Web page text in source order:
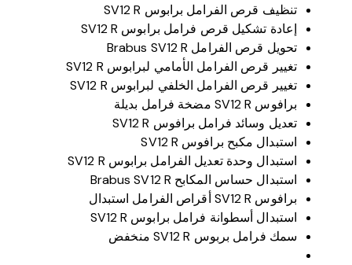
تنظيف قرص الفرامل برابوس SV12 R
إعادة تشكيل قرص فرامل برابوس SV12 R
تحويل قرص الفرامل Brabus SV12 R
تغيير قرص الفرامل الأمامي لبرابوس SV12 R
تغيير قرص الفرامل الخلفي لبرابوس SV12 R
برافوس SV12 R مضخة فرامل بديلة
تعديل وسائد فرامل برافوس SV12 R
استبدال مكبح برافوس SV12 R
استبدال وحدة تعديل الفرامل برابوس SV12 R
استبدال حساس المكابح Brabus SV12 R
برافوس SV12 R أقراص الفرامل استبدال
استبدال أسطوانة فرامل برابوس SV12 R
سمك فرامل بربوس SV12 R منخفض